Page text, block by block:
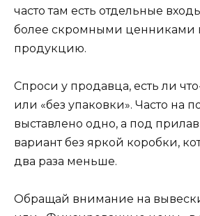
часто там есть отдельные
более скромными ценниками
продукцию.
Спроси у продавца, есть ли
или «без упаковки». Часто на
выставлено одно, а под
вариант без яркой коробки,
два раза меньше.
Обращай внимание на